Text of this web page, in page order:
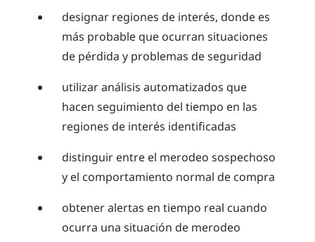
designar regiones de interés, donde es
más probable que ocurran situaciones
de pérdida y problemas de seguridad
utilizar análisis automatizados que
hacen seguimiento del tiempo en las
regiones de interés identificadas
distinguir entre el merodeo sospechoso
y el comportamiento normal de compra
obtener alertas en tiempo real cuando
ocurra una situación de merodeo